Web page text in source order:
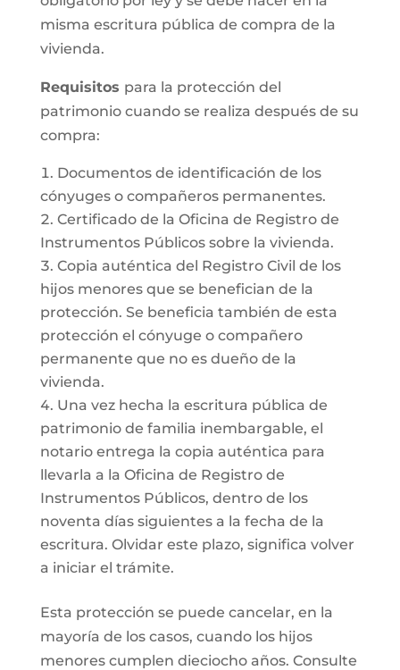
misma escritura pública de compra de la
vivienda.
Requisitos para la protección del
patrimonio cuando se realiza después de su
compra:
Documentos de identificación de los
cónyuges o compañeros permanentes.
Certificado de la Oficina de Registro de
Instrumentos Públicos sobre la vivienda.
Copia auténtica del Registro Civil de los
hijos menores que se benefician de la
protección. Se beneficia también de esta
protección el cónyuge o compañero
permanente que no es dueño de la
vivienda.
Una vez hecha la escritura pública de
patrimonio de familia inembargable, el
notario entrega la copia auténtica para
llevarla a la Oficina de Registro de
Instrumentos Públicos, dentro de los
noventa días siguientes a la fecha de la
escritura. Olvidar este plazo, significa volver
a iniciar el trámite.
Esta protección se puede cancelar, en la
mayoría de los casos, cuando los hijos
menores cumplen dieciocho años. Consulte